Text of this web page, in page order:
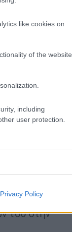
like cookies on
of the website
including
user protection.
Privacy Policy
να
στην
ακούει
της
αν
της
του στην